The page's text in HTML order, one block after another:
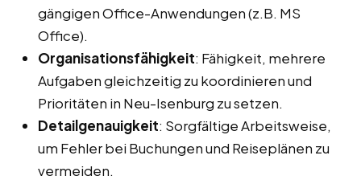
gängigen Office-Anwendungen (z.B. MS
Office).
Organisationsfähigkeit: Fähigkeit, mehrere
Aufgaben gleichzeitig zu koordinieren und
Prioritäten in Neu-Isenburg zu setzen.
Detailgenauigkeit: Sorgfältige Arbeitsweise,
um Fehler bei Buchungen und Reiseplänen zu
vermeiden.